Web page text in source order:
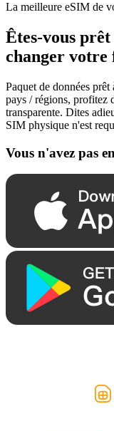
La meilleure eSIM de
Êtes-vous
changer votre
Paquet de données
pays / régions, profitez
transparente. Dites
SIM physique n'est
Vous n'avez pas